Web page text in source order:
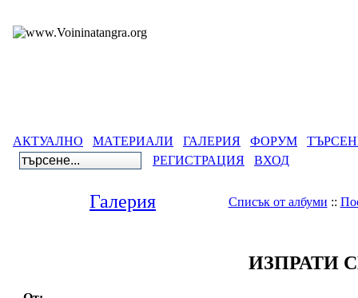
АКТУАЛНО МАТЕРИАЛИ ГАЛЕРИЯ ФОРУМ
РЕГИСТРАЦИЯ
ВХОД
Галерия Списък от албуми ::
ИЗПРАТИ